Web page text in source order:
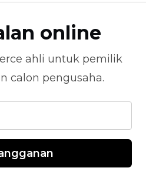
online
ahli untuk pemilik
calon pengusaha.